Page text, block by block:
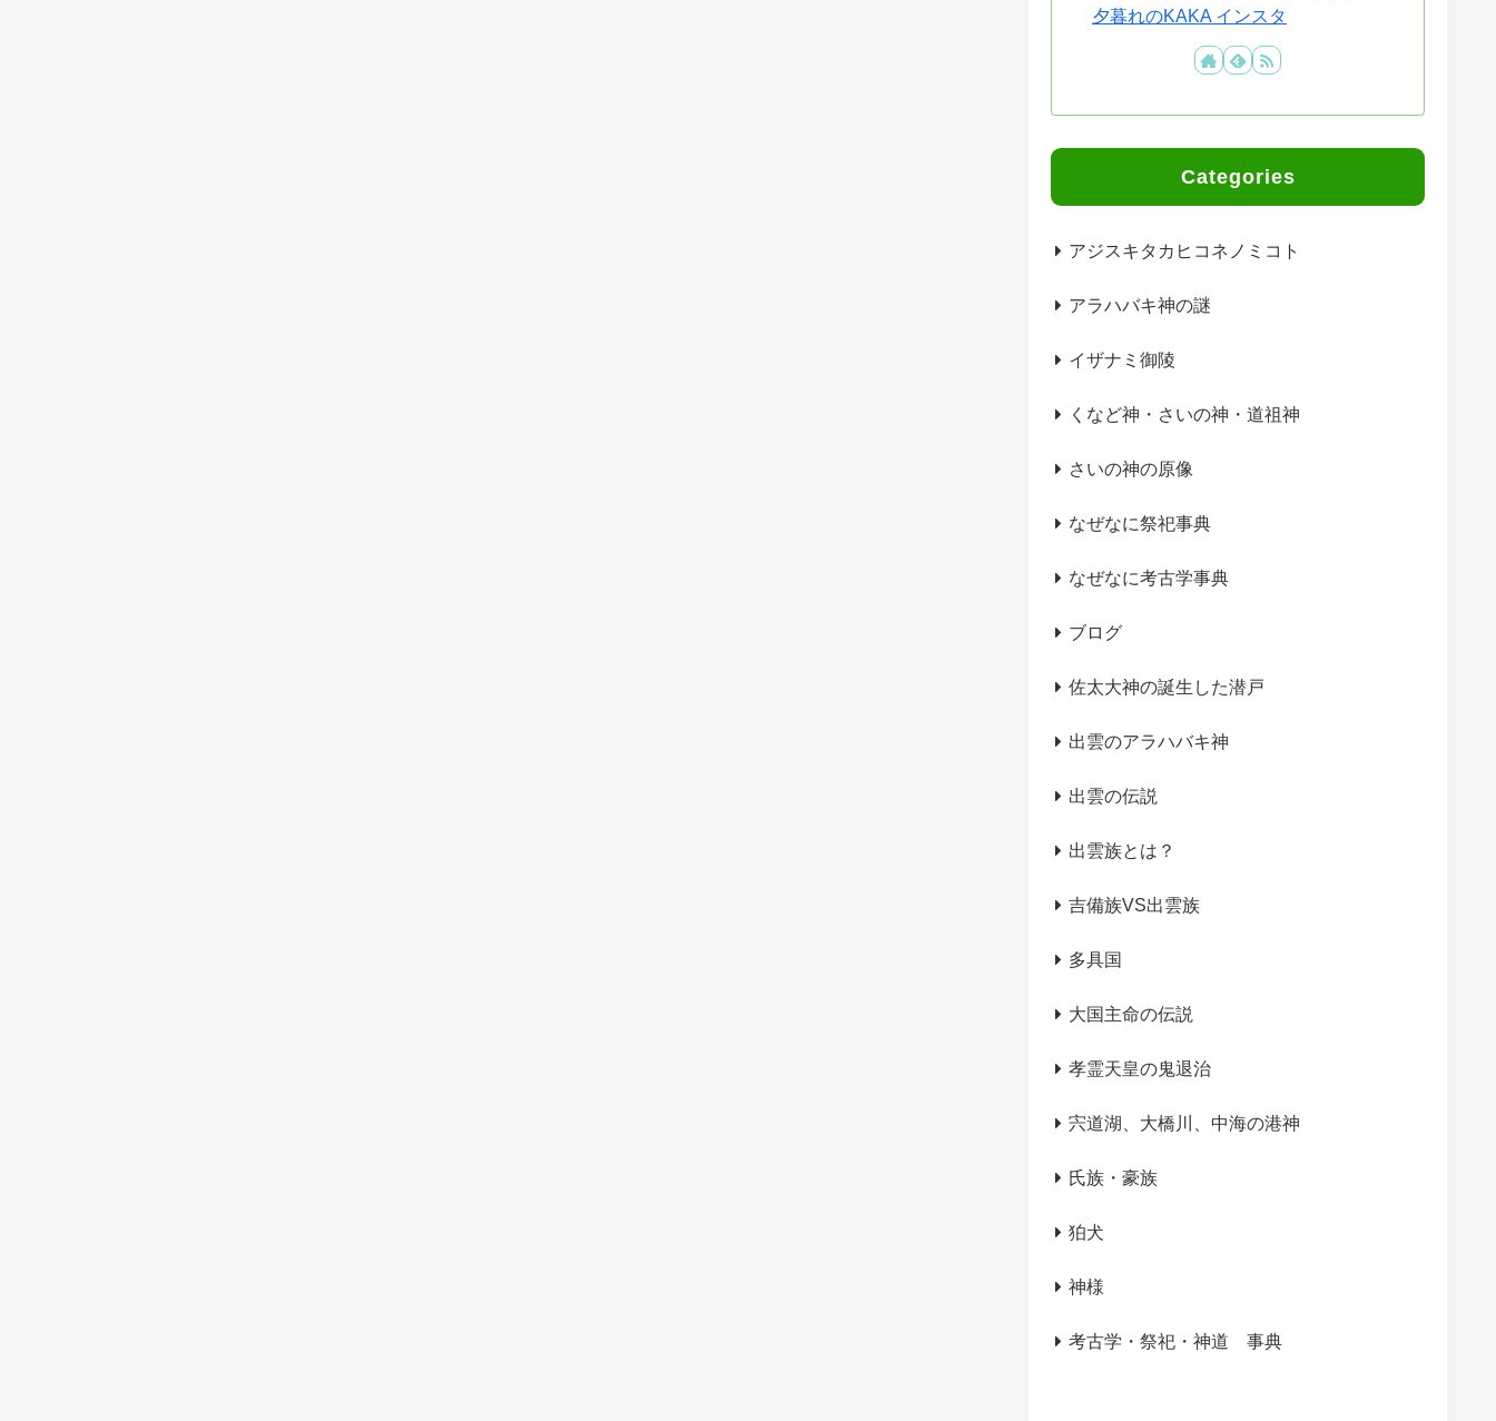
夕暮れのKAKA インスタ
Categories
アジスキタカヒコネノミコト
アラハバキ神の謎
イザナミ御陵
くなど神・さいの神・道祖神
さいの神の原像
なぜなに祭祀事典
なぜなに考古学事典
ブログ
佐太大神の誕生した潜戸
出雲のアラハバキ神
出雲の伝説
出雲族とは？
吉備族VS出雲族
多具国
大国主命の伝説
孝霊天皇の鬼退治
宍道湖、大橋川、中海の港神
氏族・豪族
狛犬
神様
考古学・祭祀・神道 事典